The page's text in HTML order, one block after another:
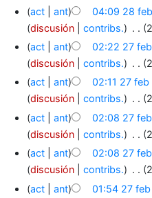
act
ant 04:09 28
discusión
contribs.
act
ant 02:22 27
discusión
contribs.
act
ant 02:11 27 feb
discusión
contribs.
act
ant 02:08 27
discusión
contribs.
act
ant 02:08 27
discusión
contribs.
act
ant 01:54 27